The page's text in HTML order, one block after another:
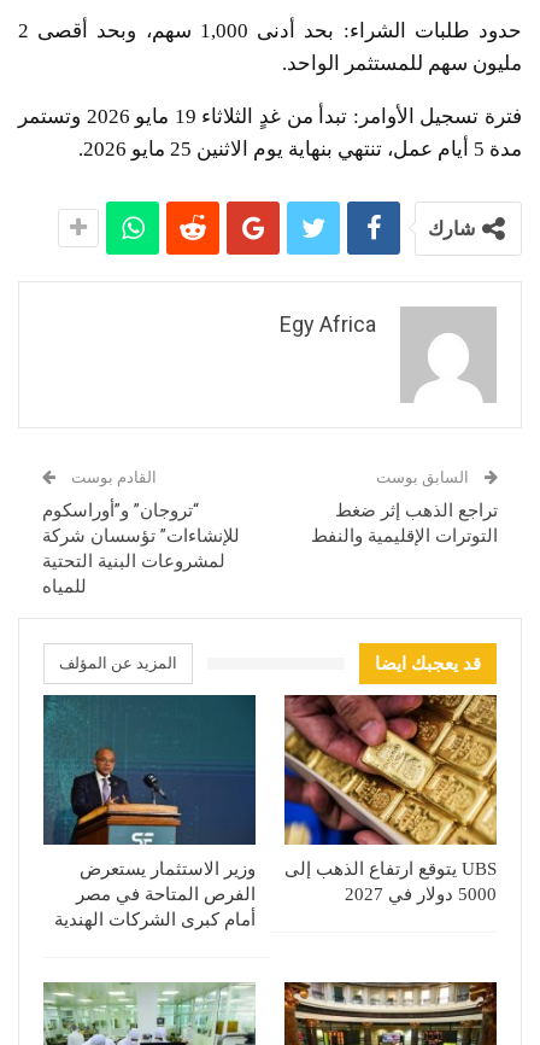
​حدود طلبات الشراء: بحد أدنى 1,000 سهم، وبحد أقصى 2
مليون سهم للمستثمر الواحد.
​فترة تسجيل الأوامر: تبدأ من غدٍ الثلاثاء 19 مايو 2026 وتستمر
مدة 5 أيام عمل، تنتهي بنهاية يوم الاثنين 25 مايو 2026.
شارك
Egy Africa
السابق بوست
تراجع الذهب إثر ضغط
التوترات الإقليمية والنفط
القادم بوست
“تروجان” و”أوراسكوم
للإنشاءات” تؤسسان شركة
لمشروعات البنية التحتية
للمياه
قد يعجبك ايضا المزيد عن المؤلف
UBS يتوقع ارتفاع الذهب إلى
5000 دولار في 2027
وزير الاستثمار يستعرض
الفرص المتاحة في مصر
أمام كبرى الشركات الهندية